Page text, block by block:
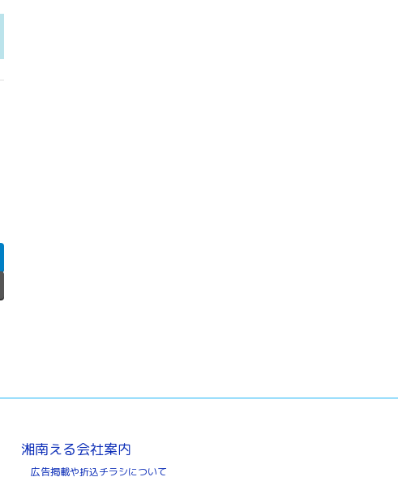
湘南える会社案内
広告掲載や折込チラシについて